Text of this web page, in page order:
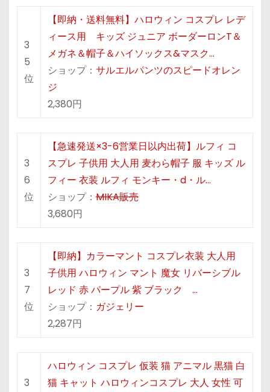
3
5
位
【即納・送料無料】ハロウィン コスプレ レデ
ィース用 キッズ ジュニア ボーダーロンT＆
メガネ＆帽子＆ハイソックス&マスク…
ショップ： サルエルパンツのスピードオレン
ジ
2,380円
3
6
位
【急速発送×3-6営業日以内出荷】ルフィ コ
スプレ 子供用 大人用 麦わら帽子 服 キッズ ル
フィー 衣装 ルフィ モンキー・d・ル…
ショップ：MIKA販売
3,680円
3
7
位
【即納】カラーマント コスプレ衣装 大人用
子供用 ハロウィン マント 魔女 リバーシブル
レッド 赤 パープル 紫 ブラック …
ショップ： ガジェリー
2,287円
3
ハロウィン コスプレ 仮装 猫 アニマル 黒猫 白
猫 キャット ハロウィンコスプレ 大人 女性 可